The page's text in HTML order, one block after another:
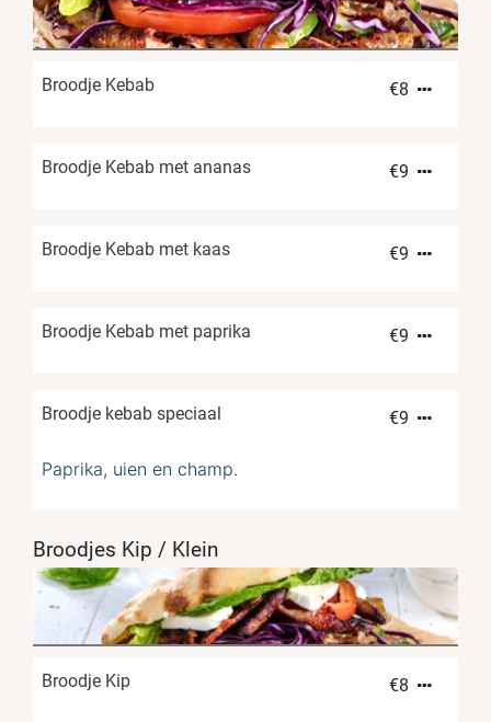
Broodje Kebab €8
Broodje Kebab met ananas €9
Broodje Kebab met kaas €9
Broodje Kebab met paprika €9
Broodje kebab speciaal €9
Paprika, uien en champ.
Broodjes Kip / Klein
Broodje Kip €8